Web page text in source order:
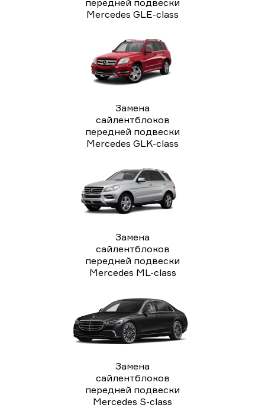
Mercedes GLE-class
Замена
сайлентблоков
передней подвески
Mercedes GLK-class
Замена
сайлентблоков
передней подвески
Mercedes ML-class
Замена
сайлентблоков
передней подвески
Mercedes S-class